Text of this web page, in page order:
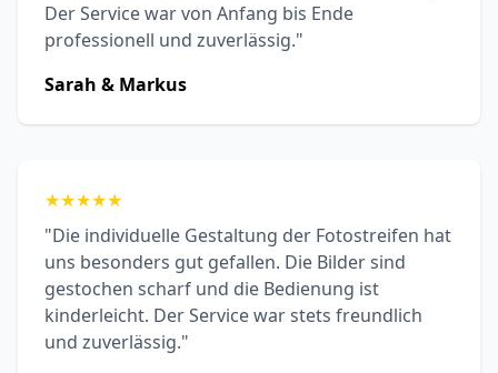
Der Service war von Anfang bis Ende
professionell und zuverlässig."
Sarah & Markus
★★★★★
"Die individuelle Gestaltung der Fotostreifen hat
uns besonders gut gefallen. Die Bilder sind
gestochen scharf und die Bedienung ist
kinderleicht. Der Service war stets freundlich
und zuverlässig."